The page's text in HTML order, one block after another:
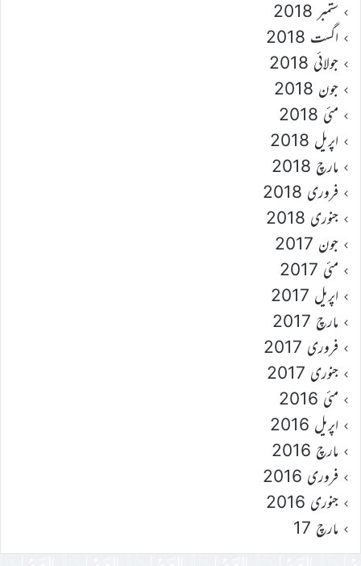
ستمبر 2018
اگست 2018
جولائی 2018
جون 2018
مئی 2018
اپریل 2018
مارچ 2018
فروری 2018
جنوری 2018
جون 2017
مئی 2017
اپریل 2017
مارچ 2017
فروری 2017
جنوری 2017
مئی 2016
اپریل 2016
مارچ 2016
فروری 2016
جنوری 2016
مارچ 17